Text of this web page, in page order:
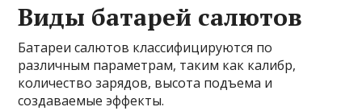
Виды батарей салютов
Батареи салютов классифицируются по
различным параметрам, таким как калибр,
количество зарядов, высота подъема и
создаваемые эффекты.